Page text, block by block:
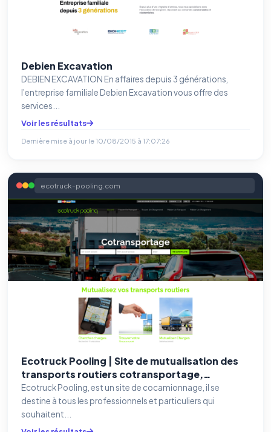
Debien Excavation
DEBIEN EXCAVATION En affaires depuis 3 générations,
l’entreprise familiale Debien Excavation vous offre des
services...
Voir les résultats
Dernière mise à jour le10/08/2015 à 17:07:26
ecotruck-pooling.com
Ecotruck Pooling | Site de mutualisation des
transports routiers cotransportage,
cocamionage et Logistique
Ecotruck Pooling, est un site de cocamionnage, il se
destine à tous les professionnels et particuliers qui
souhaitent...